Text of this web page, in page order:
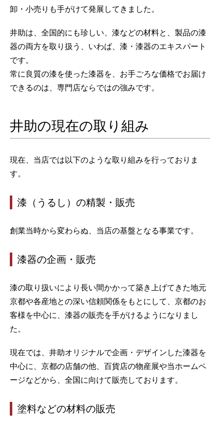
卸・小売りも手がけて発展してきました。
井助は、全国的にも珍しい、漆などの材料と、製品の漆
器の両方を取り扱う、いわば、漆・漆器のエキスパート
です。
常に良質の漆を使った漆器を、お手ごろな価格でお届け
できるのは、専門店ならではの強みです。
井助の現在の取り組み
現在、当店では以下のような取り組みを行っておりま
す。
漆（うるし）の精製・販売
創業当時から変わらぬ、当店の基盤となる事業です。
漆器の企画・販売
漆の取り扱いにより長い間かかって築き上げてきた地元
京都や各産地との深い信頼関係をもとにして、京都のお
客様を中心に、漆器の販売を手がけるようになりまし
た。
現在では、井助オリジナルで企画・デザインした漆器を
中心に、京都の店舗の他、百貨店の物産展や当ホームペ
ージなどから、全国に向けて販売しております。
塗料などの材料の販売